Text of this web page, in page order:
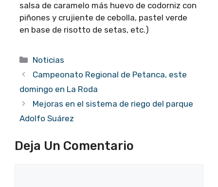
salsa de caramelo más huevo de codorniz con
piñones y crujiente de cebolla, pastel verde
en base de risotto de setas, etc.)
Categorías
Noticias
Campeonato Regional de Petanca, este
domingo en La Roda
Mejoras en el sistema de riego del parque
Adolfo Suárez
Deja Un Comentario